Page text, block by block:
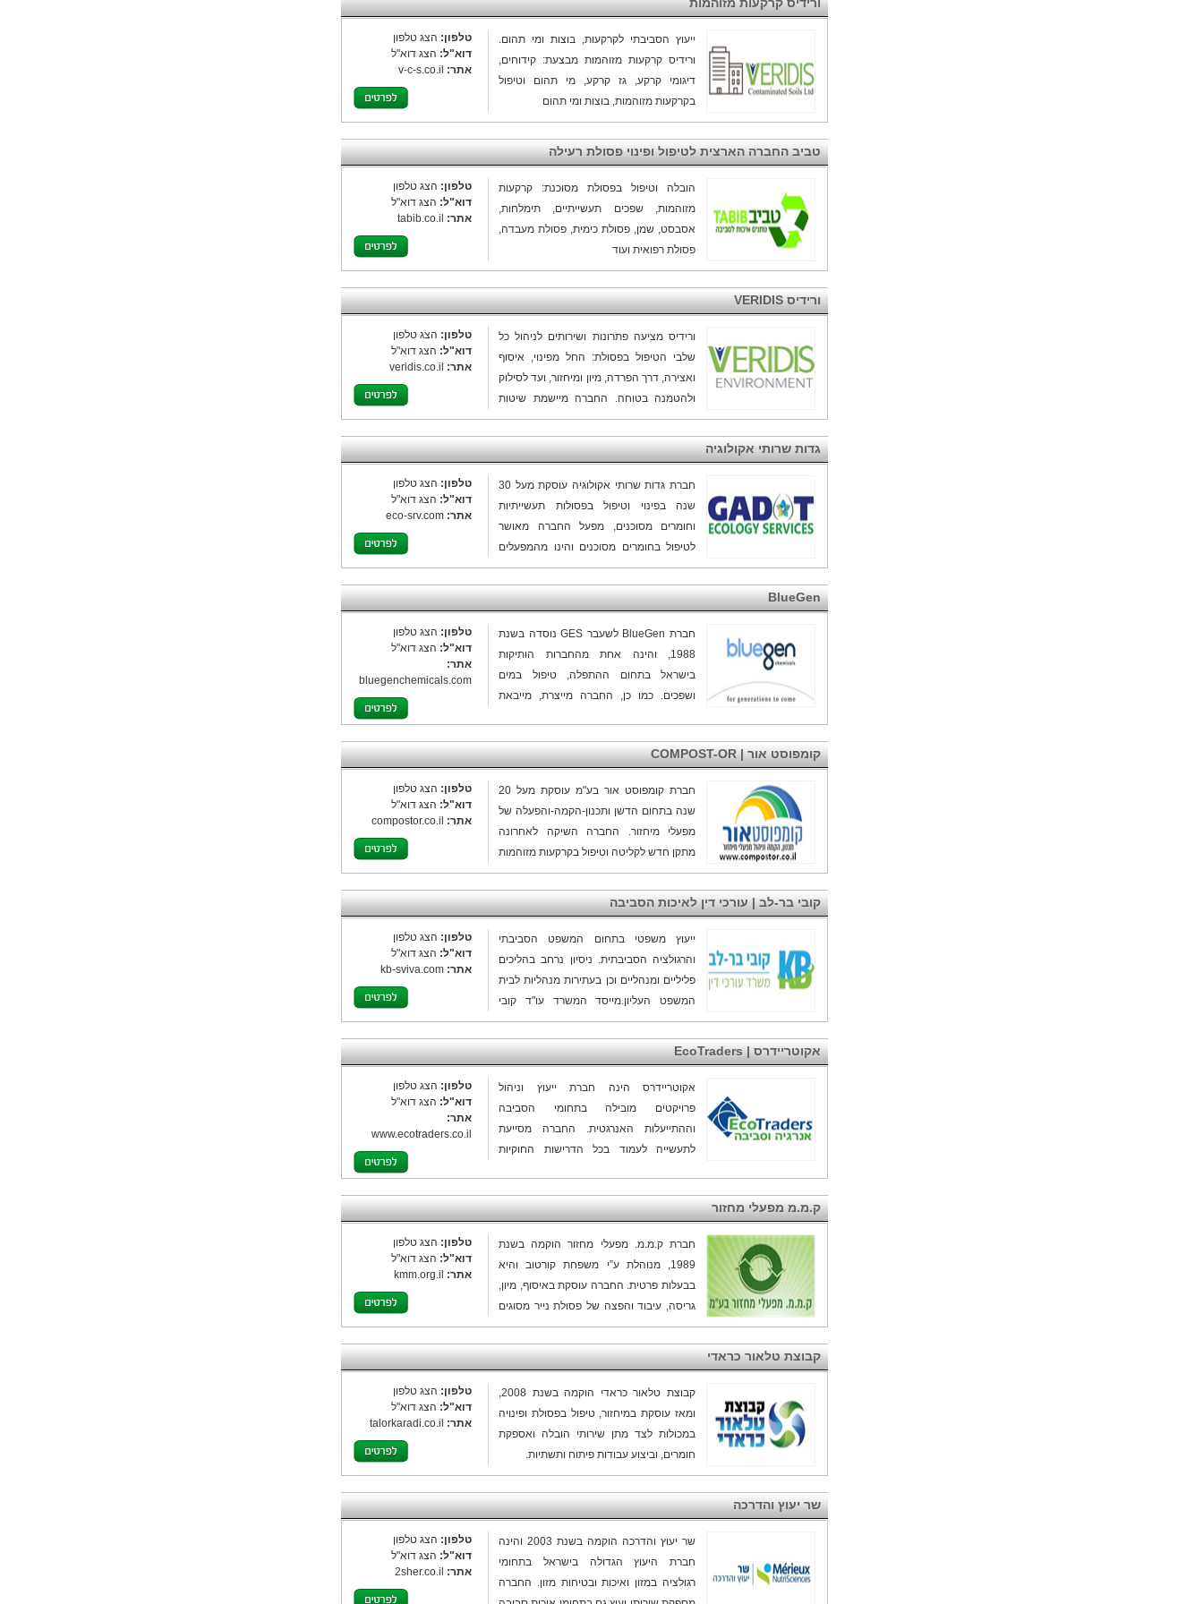
ייעוץ הסביבתי לקרקעות, בוצות ומי תהום.
ורידיס קרקעות מזוהמות מבצעת: קידוחים,
דיגומי קרקע, גז קרקע, מי תהום וטיפול
בקרקעות מזוהמות, בוצות ומי תהום
טלפון: הצג טלפון
דוא"ל: הצג דוא"ל
אתר: v-c-s.co.il
טביב החברה הארצית לטיפול ופינוי פסולת רעילה
הובלה וטיפול בפסולת מסוכנת: קרקעות
מזוהמות, שפכים תעשייתיים, תימלחות,
אסבסט, שמן, פסולת כימית, פסולת מעבדה,
פסולת רפואית ועוד
טלפון: הצג טלפון
דוא"ל: הצג דוא"ל
אתר: tabib.co.il
ורידיס VERIDIS
ורידיס מציעה פתרונות ושירותים לניהול כל
שלבי הטיפול בפסולת: החל מפינוי, איסוף
ואצירה, דרך הפרדה, מיון ומיחזור, ועד לסילוק
ולהטמנה בטוחה. החברה מיישמת שיטות
מתקדמות בייצור חומרי גלם ממוחזרים
ובהפקת אנרגיות מתחדשות מפסולת.
טלפון: הצג טלפון
דוא"ל: הצג דוא"ל
אתר: veridis.co.il
גדות שרותי אקולוגיה
חברת גדות שרותי אקולוגיה עוסקת מעל 30
שנה בפינוי וטיפול בפסולות תעשייתיות
וחומרים מסוכנים, מפעל החברה מאושר
לטיפול בחומרים מסוכנים והינו מהמפעלים
המתקדמים בתחומו. ​למפעל אישורי ייצוא
למגוון פסולות ואישורי מנהל רוחביים לטיפול
באריזות ריקות, אירוסולים, עמודות שרפים,
יבוש בוצות ועוד.
טלפון: הצג טלפון
דוא"ל: הצג דוא"ל
אתר: eco-srv.com
BlueGen
חברת BlueGen לשעבר GES נוסדה בשנת
1988, והינה אחת מהחברות הותיקות
בישראל בתחום ההתפלה, טיפול במים
ושפכים. כמו כן, החברה מייצרת, מייבאת
ג’נריישן קפיטל.
טלפון: הצג טלפון
דוא"ל: הצג דוא"ל
אתר:
bluegenchemicals.com
קומפוסט אור | COMPOST-OR
חברת קומפוסט אור בע"מ עוסקת מעל 20
שנה בתחום הדשן ותכנון-הקמה-והפעלה של
מפעלי מיחזור. החברה השיקה לאחרונה
מתקן חדש לקליטה וטיפול בקרקעות מזוהמות
>>>
טלפון: הצג טלפון
דוא"ל: הצג דוא"ל
אתר: compostor.co.il
קובי בר-לב | עורכי דין לאיכות הסביבה
ייעוץ משפטי בתחום המשפט הסביבתי
והרגולציה הסביבתית. ניסיון נרחב בהליכים
פליליים ומנהליים וכן בעתירות מנהליות לבית
המשפט העליון.מייסד המשרד עו"ד קובי
בר-לב שימש בתפקידי מפתח במשרד להגנת
הסביבה
טלפון: הצג טלפון
דוא"ל: הצג דוא"ל
אתר: kb-sviva.com
אקוטריידרס | EcoTraders
אקוטריידרס הינה חברת ייעוץ וניהול
פרויקטים מובילה בתחומי הסביבה
וההתייעלות האנרגטית. החברה מסייעת
לתעשייה לעמוד בכל הדרישות החוקיות
טלפון: הצג טלפון
דוא"ל: הצג דוא"ל
אתר:
www.ecotraders.co.il
ק.מ.מ מפעלי מחזור
חברת ק.מ.מ. מפעלי מחזור הוקמה בשנת
1989, מנוהלת ע”י משפחת קורטוב והיא
בבעלות פרטית. החברה עוסקת באיסוף, מיון,
גריסה, עיבוד והפצה של פסולת נייר מסוגים
שונים, כגון: נייר לבן, נייר .עיתון, נייר קרטון
ועוד. לחברת צי משאיות מסוגים שונים אשר
מעניקים לאלפי לקוחותינו מהמגזר הפרטי,
העסקי והמוניציפלי, מקריית שמונה ועד אילת
את שירותי איסוף הנייר/ גריסת הנייר ועוד.
החברה בעלת ניסיון עתיר שנים ומעניקה את
שירותיה בפריסה ארצית עבור כל סוגי
פעילות לאורכה של הארץ, לטיפול בחומרים
טלפון: הצג טלפון
דוא"ל: הצג דוא"ל
אתר: kmm.org.il
קבוצת טלאור כראדי
קבוצת טלאור כראדי הוקמה בשנת 2008,
ומאז עוסקת במיחזור, טיפול בפסולת ופינויה
במכולות לצד מתן שירותי הובלה ואספקת
חומרים, וביצוע עבודות פיתוח ותשתיות.
טלפון: הצג טלפון
דוא"ל: הצג דוא"ל
אתר: talorkaradi.co.il
שר יעוץ והדרכה
שר יעוץ והדרכה הוקמה בשנת 2003 והינה
חברת היעוץ הגדולה בישראל בתחומי
רגולציה במזון ואיכות ובטיחות מזון. החברה
טלפון: הצג טלפון
דוא"ל: הצג דוא"ל
אתר: 2sher.co.il